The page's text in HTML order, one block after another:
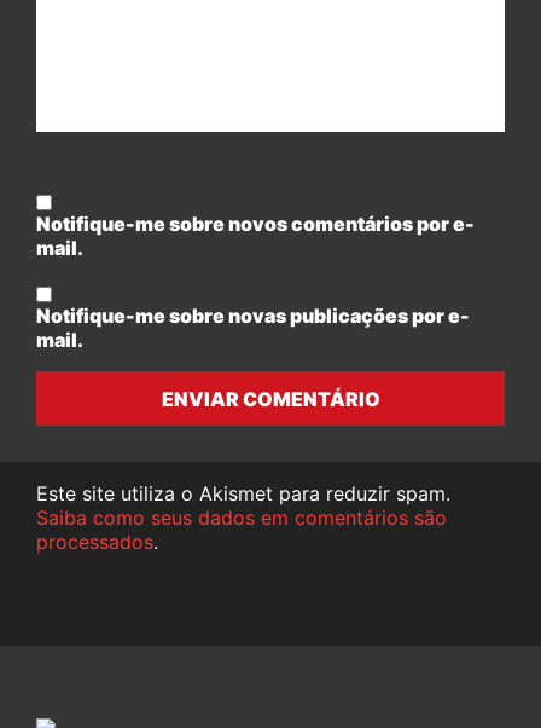
Notifique-me sobre novos comentários por e-
mail.
Notifique-me sobre novas publicações por e-
mail.
ENVIAR COMENTÁRIO
Este site utiliza o Akismet para reduzir spam.
Saiba como seus dados em comentários são
processados.